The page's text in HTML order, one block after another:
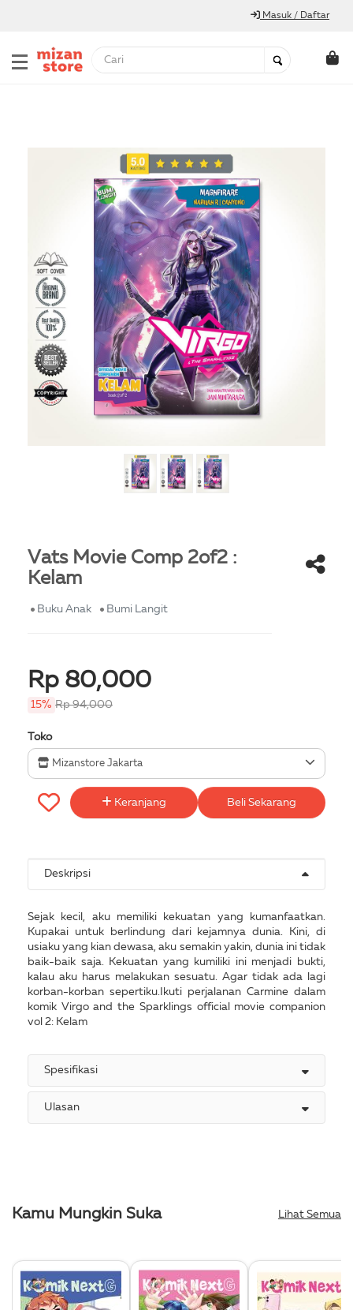
Masuk / Daftar
Vats Movie Comp 2of2 :
Kelam
Buku Anak Bumi Langit
Rp 80,000
15% Rp 94,000
Toko
Mizanstore Jakarta
Keranjang Beli Sekarang
Deskripsi
Sejak kecil, aku memiliki kekuatan yang kumanfaatkan.
Kupakai untuk berlindung dari kejamnya dunia. Kini, di
usiaku yang kian dewasa, aku semakin yakin, dunia ini tidak
baik-baik saja. Kekuatan yang kumiliki ini menjadi bukti,
kalau aku harus melakukan sesuatu. Agar tidak ada lagi
korban-korban sepertiku.Ikuti perjalanan Carmine dalam
komik Virgo and the Sparklings official movie companion
vol 2: Kelam
Spesifikasi
Ulasan
Kamu Mungkin Suka Lihat Semua